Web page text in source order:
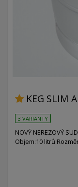
KEG SLIM
3 VARIANTY
NOVÝ NEREZOVÝ
Objem:10 litrů